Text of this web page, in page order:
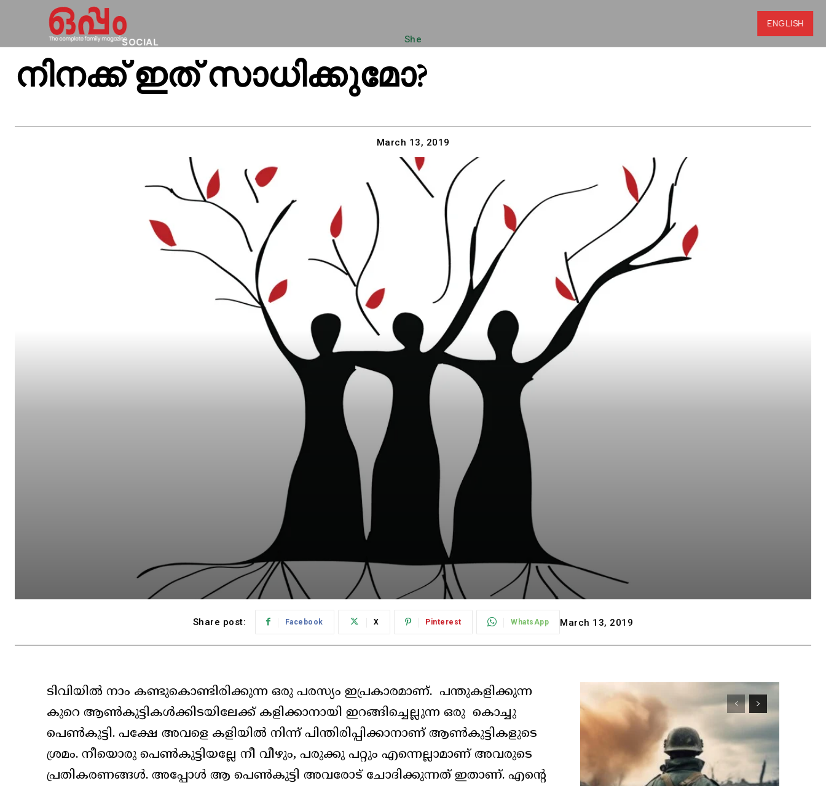
SOCIAL
ENGLISH
She
നിനക്ക് ഇത് സാധിക്കുമോ?
March 13, 2019
Share post: Facebook X Pinterest WhatsApp March 13, 2019
ടിവിയിൽ നാം കണ്ടുകൊണ്ടിരിക്കുന്ന ഒരു പരസ്യം ഇപ്രകാരമാണ്. പന്തുകളിക്കുന്ന
കുറെ ആൺകുട്ടികൾക്കിടയിലേക്ക് കളിക്കാനായി ഇറങ്ങിച്ചെല്ലുന്ന ഒരു കൊച്ചു
പെൺകുട്ടി. പക്ഷേ അവളെ കളിയിൽ നിന്ന് പിന്തിരിപ്പിക്കാനാണ് ആൺകുട്ടികളുടെ
ശ്രമം. നീയൊരു പെൺകുട്ടിയല്ലേ നീ വീഴും, പരുക്കു പറ്റും എന്നെല്ലാമാണ് അവരുടെ
പ്രതികരണങ്ങൾ. അപ്പോൾ ആ പെൺകുട്ടി അവരോട് ചോദിക്കുന്നത് ഇതാണ്. എന്റെ